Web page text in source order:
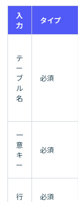
入
力
タイプ
テ
ー
ブ
ル
名
必須
一
意
キ
ー
必須
行 必須